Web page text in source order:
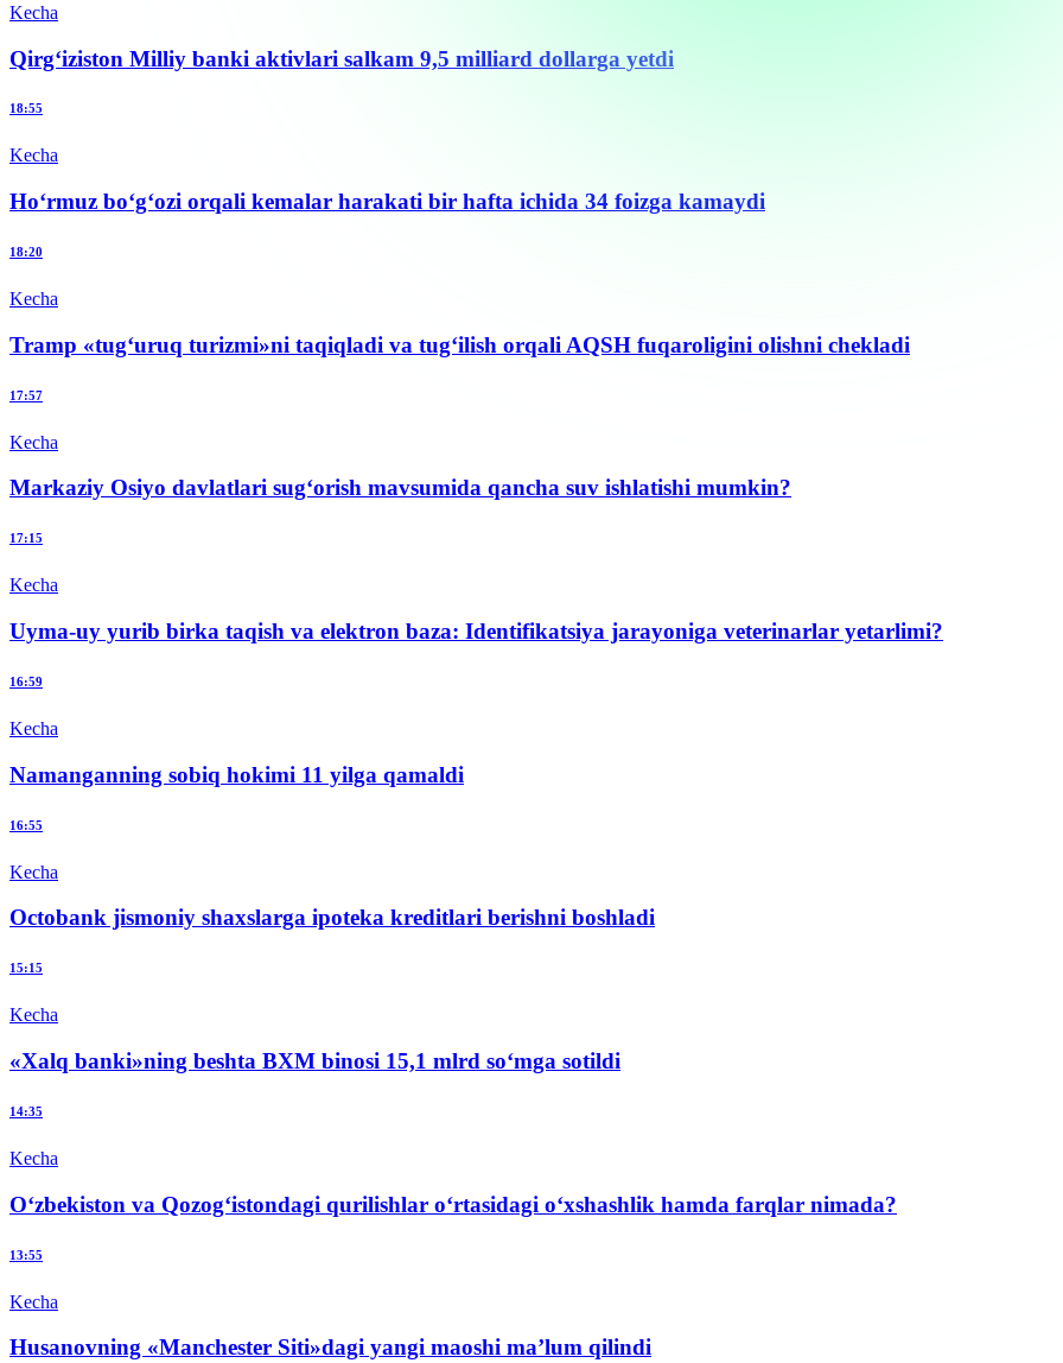
Kecha
Qirg‘iziston Milliy banki aktivlari salkam 9,5 milliard dollarga yetdi
18:55
Kecha
Ho‘rmuz bo‘g‘ozi orqali kemalar harakati bir hafta ichida 34 foizga kamaydi
18:20
Kecha
Tramp «tug‘uruq turizmi»ni taqiqladi va tug‘ilish orqali AQSH fuqaroligini olishni chekladi
17:57
Kecha
Markaziy Osiyo davlatlari sug‘orish mavsumida qancha suv ishlatishi mumkin?
17:15
Kecha
Uyma-uy yurib birka taqish va elektron baza: Identifikatsiya jarayoniga veterinarlar yetarlimi?
16:59
Kecha
Namanganning sobiq hokimi 11 yilga qamaldi
16:55
Kecha
Octobank jismoniy shaxslarga ipoteka kreditlari berishni boshladi
15:15
Kecha
«Xalq banki»ning beshta BXM binosi 15,1 mlrd so‘mga sotildi
14:35
Kecha
O‘zbekiston va Qozog‘istondagi qurilishlar o‘rtasidagi o‘xshashlik hamda farqlar nimada?
13:55
Kecha
Husanovning «Manchester Siti»dagi yangi maoshi ma’lum qilindi